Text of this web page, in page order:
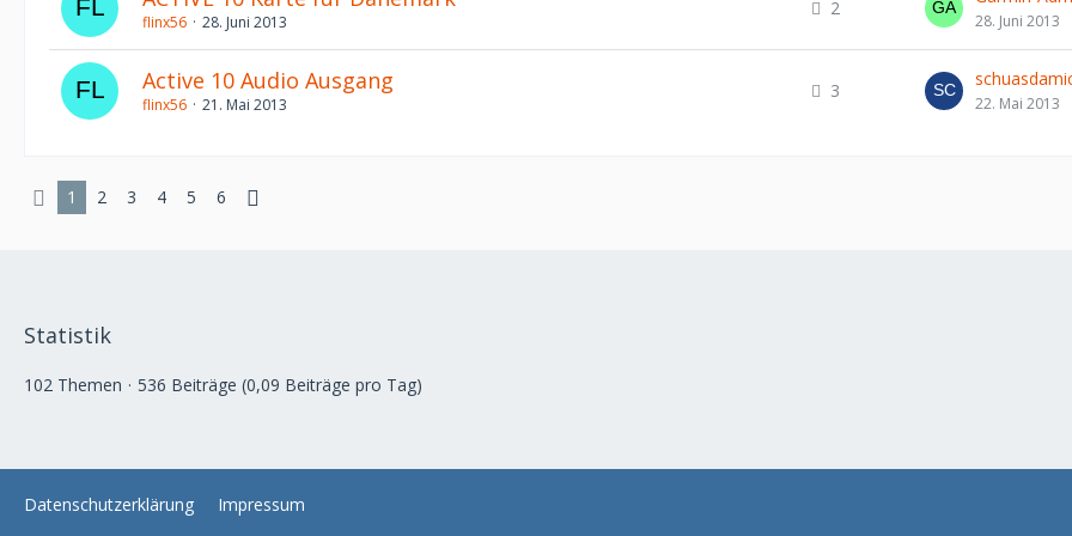
flinx56 28. Juni 2013
2
28. Juni 2013
Active 10 Audio Ausgang
flinx56 21. Mai 2013
3
22. Mai 2013
1 2 3 4 5 6
Statistik
102 Themen 536 Beiträge (0,09 Beiträge pro Tag)
Datenschutzerklärung Impressum